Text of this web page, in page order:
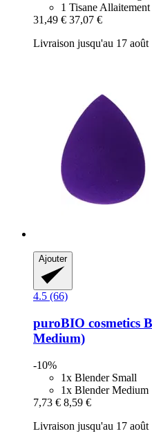
1 Tisane Allaitement
31,49 € 37,07 €
Livraison jusqu'au 17 août
Ajouter
4.5 (66)
puroBIO cosmetics
Medium)
-10%
1x Blender Small
1x Blender Medium
7,73 € 8,59 €
Livraison jusqu'au 17 août